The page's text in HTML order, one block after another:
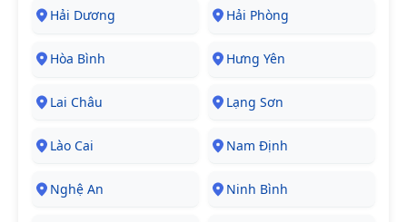
Hải Dương Hải Phòng
Hòa Bình Hưng Yên
Lai Châu Lạng Sơn
Lào Cai Nam Định
Nghệ An Ninh Bình